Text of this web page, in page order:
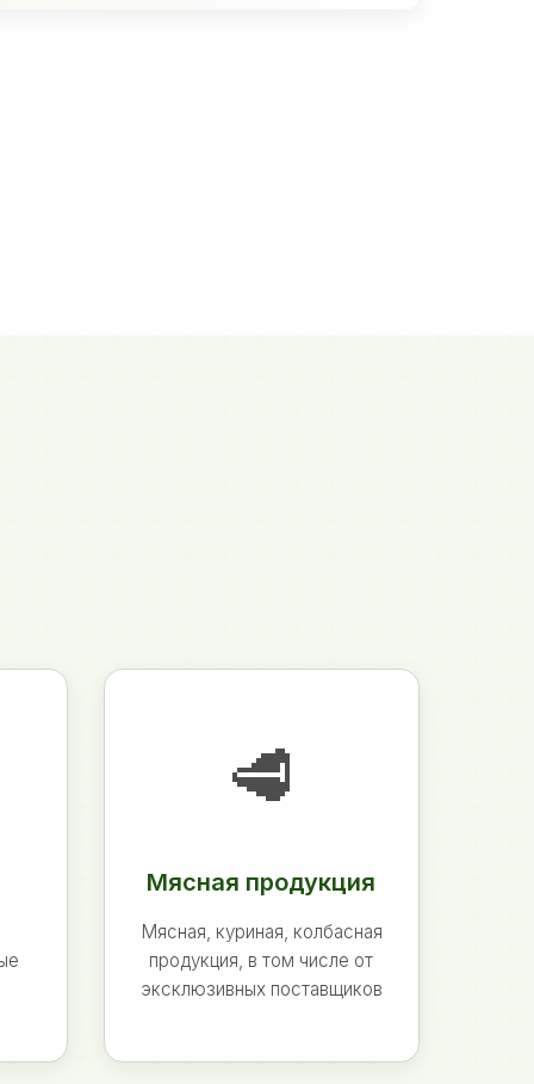
🥩
Мясная продукция
Мясная, куриная, колбасная
продукция, в том числе от
эксклюзивных поставщиков